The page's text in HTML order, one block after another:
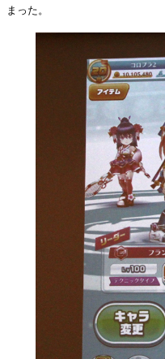
まった。